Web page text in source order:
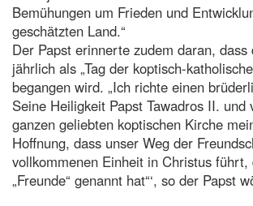
Bemühungen um Frieden und
geschätzten Land.“
Der Papst erinnerte zudem daran, dass
jährlich als „Tag der koptisch-
begangen wird. „Ich richte einen
Seine Heiligkeit Papst Tawadros II. und
ganzen geliebten koptischen Kirche
Hoffnung, dass unser Weg der
vollkommenen Einheit in Christus führt,
„Freunde“ genannt hat“‘, so der Papst